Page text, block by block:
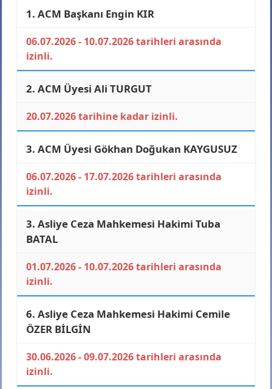
1. ACM Başkanı Engin KIR
06.07.2026 - 10.07.2026 tarihleri arasında
izinli.
2. ACM Üyesi Ali TURGUT
20.07.2026 tarihine kadar izinli.
3. ACM Üyesi Gökhan Doğukan KAYGUSUZ
06.07.2026 - 17.07.2026 tarihleri arasında
izinli.
3. Asliye Ceza Mahkemesi Hakimi Tuba
BATAL
01.07.2026 - 10.07.2026 tarihleri arasında
izinli.
6. Asliye Ceza Mahkemesi Hakimi Cemile
ÖZER BİLGİN
30.06.2026 - 09.07.2026 tarihleri arasında
izinli.